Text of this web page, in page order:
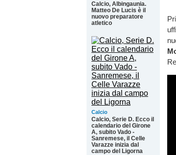
Calcio, Albingaunia.
Matteo De Lucis è il
nuovo preparatore
atletico
Calcio
Calcio, Serie D. Ecco il
calendario del Girone
A, subito Vado -
Sanremese, il Celle
Varazze inizia dal
campo del Ligorna